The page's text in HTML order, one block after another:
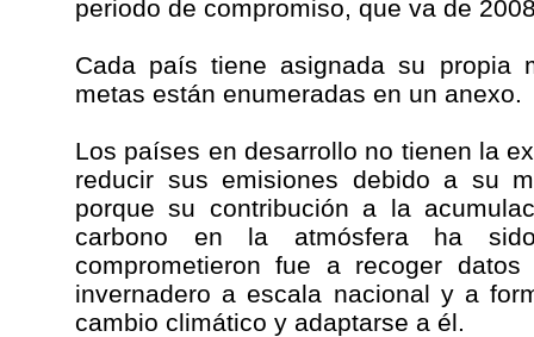
periodo de compromiso, que va de
Cada país tiene asignada su propia
metas están enumeradas en un anexo.
Los países en desarrollo no tienen la
reducir sus emisiones debido a su
porque su contribución a la
carbono en la atmósfera ha
comprometieron fue a recoger
invernadero a escala nacional y a
cambio climático y adaptarse a él.